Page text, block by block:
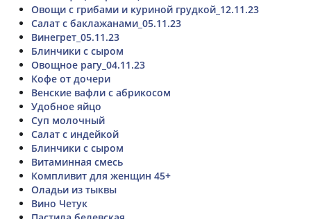
Овощи с грибами и куриной грудкой_12.11.23
Салат с баклажанами_05.11.23
Винегрет_05.11.23
Блинчики с сыром
Овощное рагу_04.11.23
Кофе от дочери
Венские вафли с абрикосом
Удобное яйцо
Суп молочный
Салат с индейкой
Блинчики с сыром
Витаминная смесь
Компливит для женщин 45+
Оладьи из тыквы
Вино Четук